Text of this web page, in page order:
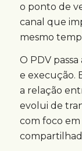
o ponto de
canal que
mesmo
O PDV
e execução.
a relação
evolui de
com foco